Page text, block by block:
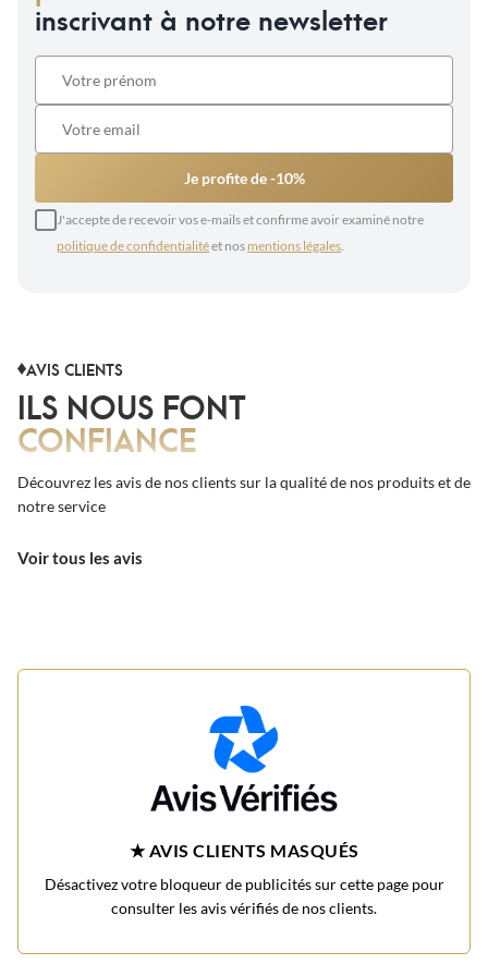
inscrivant à notre newsletter
Je profite de -10%
J'accepte de recevoir vos e-mails et confirme avoir examiné notre
politique de confidentialitéet nos mentions légales.
AVIS CLIENTS
ILS NOUS FONT
CONFIANCE
Découvrez les avis de nos clients sur la qualité de nos produits et de
notre service
Voir tous les avis
★ AVIS CLIENTS MASQUÉS
Désactivez votre bloqueur de publicités sur cette page pour
consulter les avis vérifiés de nos clients.